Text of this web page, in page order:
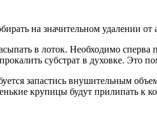
на значительном удалении от
в лоток. Необходимо сперва
субстрат в духовке. Это
запастись внушительным
крупицы будут прилипать к